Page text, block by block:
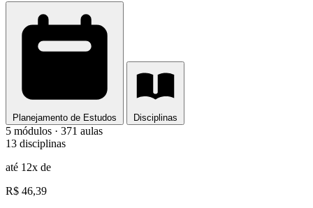
Planejamento de Estudos Disciplinas
5 módulos · 371 aulas
13 disciplinas
até 12x de
R$ 46,39